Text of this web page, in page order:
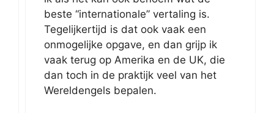
beste “internationale” vertaling is.
Tegelijkertijd is dat ook vaak een
onmogelijke opgave, en dan grijp ik
vaak terug op Amerika en de UK, die
dan toch in de praktijk veel van het
Wereldengels bepalen.